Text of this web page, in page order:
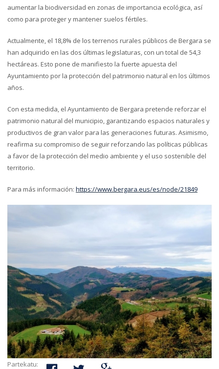
aumentar la biodiversidad en zonas de importancia ecológica, así
como para proteger y mantener suelos fértiles.
Actualmente, el 18,8% de los terrenos rurales públicos de Bergara se
han adquirido en las dos últimas legislaturas, con un total de 54,3
hectáreas. Esto pone de manifiesto la fuerte apuesta del
Ayuntamiento por la protección del patrimonio natural en los últimos
años.
Con esta medida, el Ayuntamiento de Bergara pretende reforzar el
patrimonio natural del municipio, garantizando espacios naturales y
productivos de gran valor para las generaciones futuras. Asimismo,
reafirma su compromiso de seguir reforzando las políticas públicas
a favor de la protección del medio ambiente y el uso sostenible del
territorio.
Para más información: https://www.bergara.eus/es/node/21849
Partekatu: